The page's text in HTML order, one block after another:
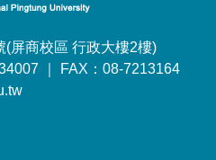
屏商校區 行政大樓2樓)
｜ FAX：08-7213164